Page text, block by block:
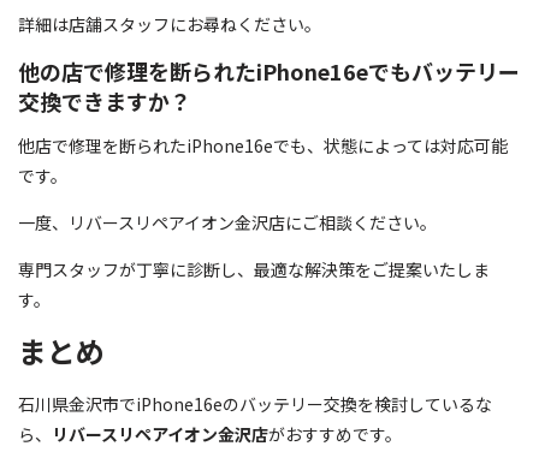
詳細は店舗スタッフにお尋ねください。
他の店で修理を断られたiPhone16eでもバッテリー
交換できますか？
他店で修理を断られたiPhone16eでも、状態によっては対応可能
です。
一度、リバースリペアイオン金沢店にご相談ください。
専門スタッフが丁寧に診断し、最適な解決策をご提案いたしま
す。
まとめ
石川県金沢市でiPhone16eのバッテリー交換を検討しているな
ら、 リバースリペアイオン金沢店がおすすめです。